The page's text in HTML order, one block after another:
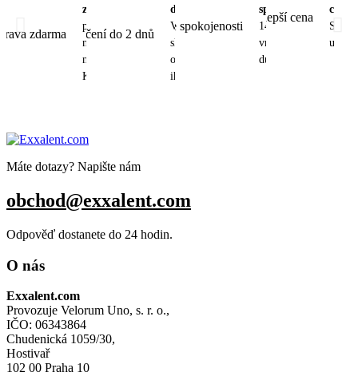
zdarma
při
nákupu
nad 1250
Kč
do 2 dnů
Vše
skladem,
odesíláme
ihned
spokojenosti
14 dnů na
vrácení bez
důvodu
cena
S
Máte dotazy? Napište nám
obchod@exxalent.com
Odpověď dostanete do 24 hodin.
O nás
Exxalent.com
Provozuje Velorum Uno, s. r. o.,
IČO: 06343864
Chudenická 1059/30,
Hostivař
102 00 Praha 10